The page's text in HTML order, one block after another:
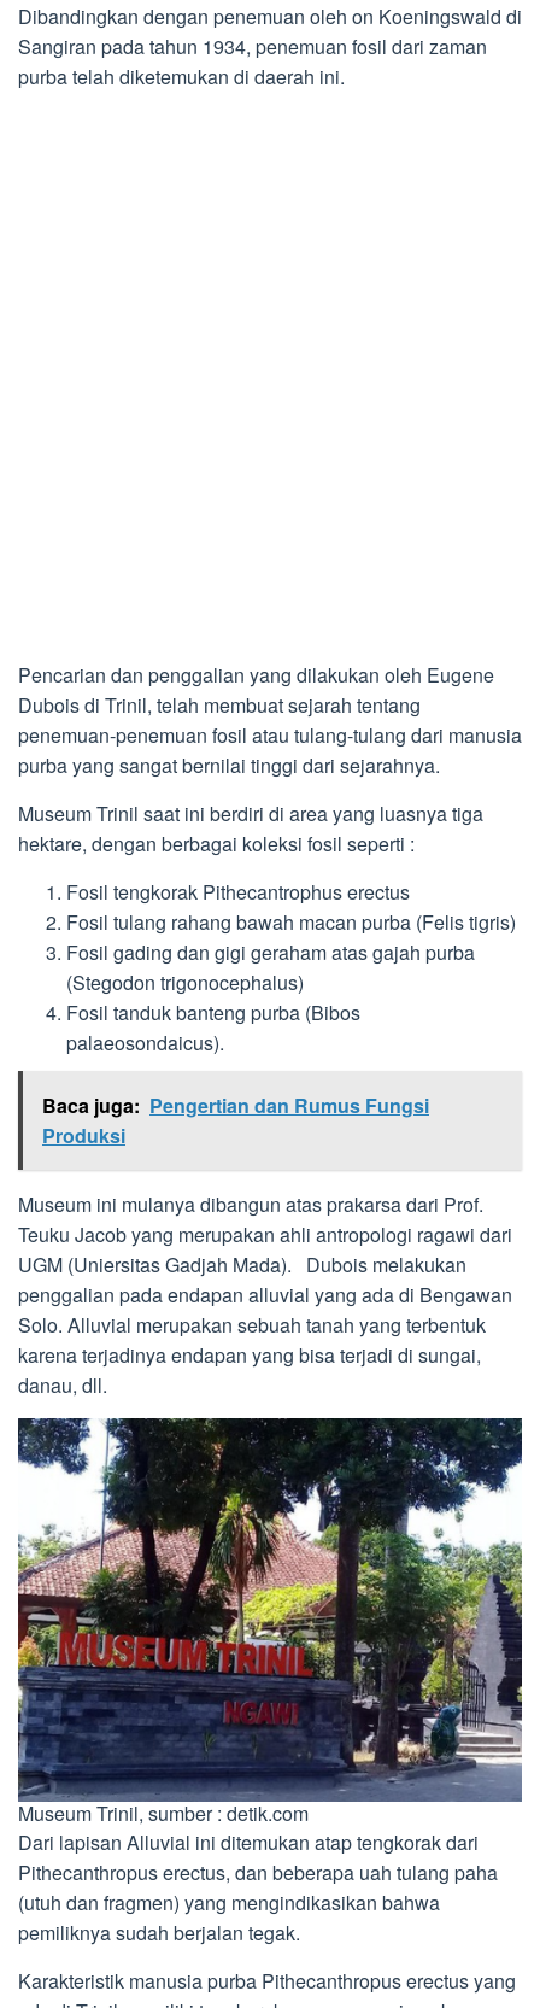
Dibandingkan dengan penemuan oleh on Koeningswald di
Sangiran pada tahun 1934, penemuan fosil dari zaman
purba telah diketemukan di daerah ini.
Pencarian dan penggalian yang dilakukan oleh Eugene
Dubois di Trinil, telah membuat sejarah tentang
penemuan-penemuan fosil atau tulang-tulang dari manusia
purba yang sangat bernilai tinggi dari sejarahnya.
Museum Trinil saat ini berdiri di area yang luasnya tiga
hektare, dengan berbagai koleksi fosil seperti :
Fosil tengkorak Pithecantrophus erectus
Fosil tulang rahang bawah macan purba (Felis tigris)
Fosil gading dan gigi geraham atas gajah purba
(Stegodon trigonocephalus)
Fosil tanduk banteng purba (Bibos
palaeosondaicus).
Baca juga: Pengertian dan Rumus Fungsi
Produksi
Museum ini mulanya dibangun atas prakarsa dari Prof.
Teuku Jacob yang merupakan ahli antropologi ragawi dari
UGM (Uniersitas Gadjah Mada). Dubois melakukan
penggalian pada endapan alluvial yang ada di Bengawan
Solo. Alluvial merupakan sebuah tanah yang terbentuk
karena terjadinya endapan yang bisa terjadi di sungai,
danau, dll.
Museum Trinil, sumber : detik.com
Dari lapisan Alluvial ini ditemukan atap tengkorak dari
Pithecanthropus erectus, dan beberapa uah tulang paha
(utuh dan fragmen) yang mengindikasikan bahwa
pemiliknya sudah berjalan tegak.
Karakteristik manusia purba Pithecanthropus erectus yang